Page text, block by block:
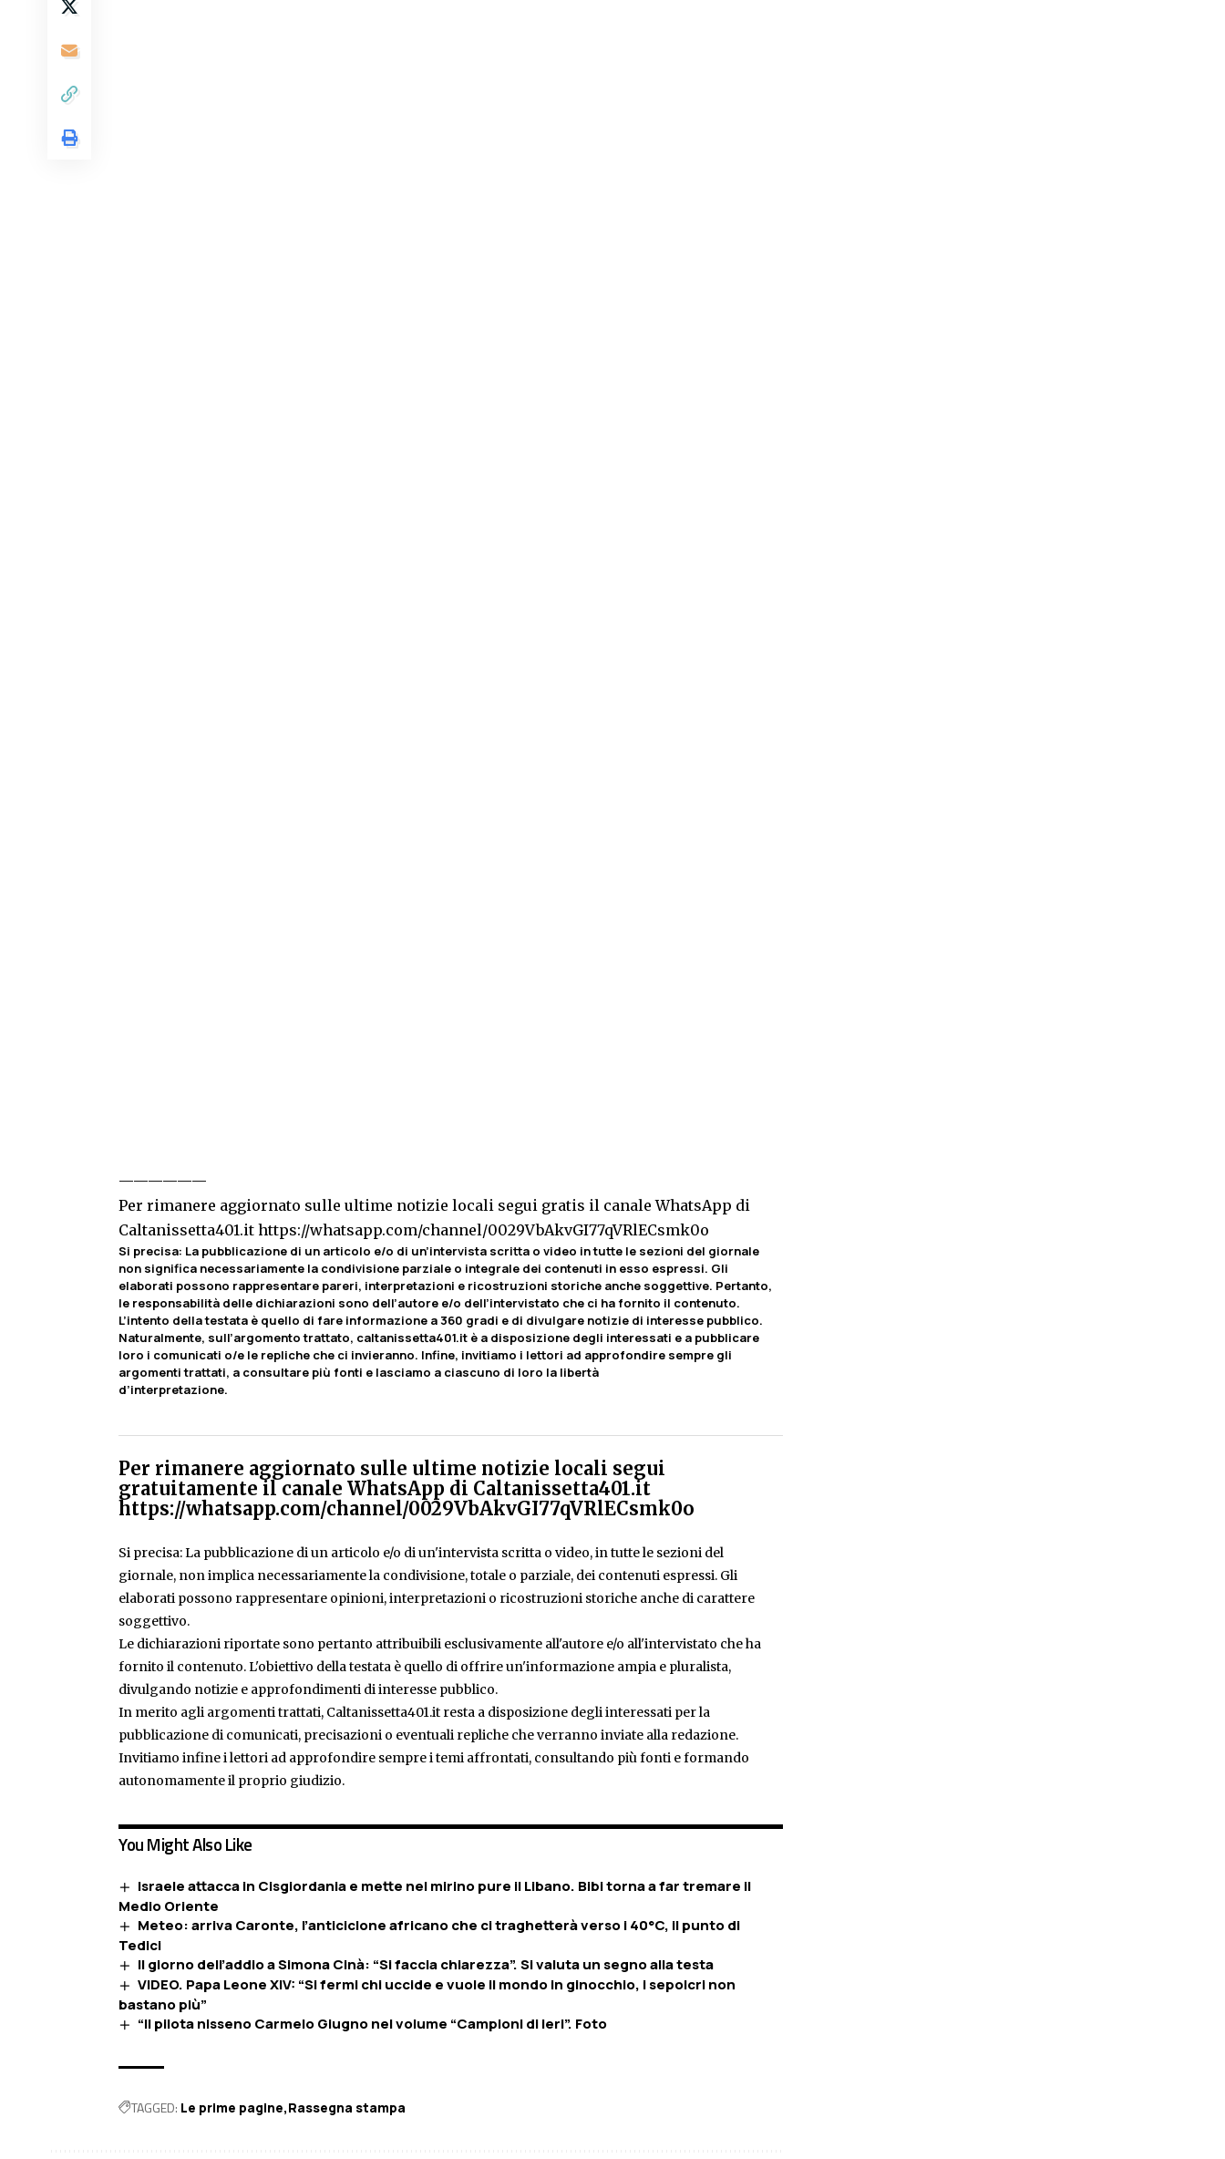
——————
Per rimanere aggiornato sulle ultime notizie locali segui gratis il canale WhatsApp di
Caltanissetta401.it https://whatsapp.com/channel/0029VbAkvGI77qVRlECsmk0o
Si precisa: La pubblicazione di un articolo e/o di un’intervista scritta o video in tutte le sezioni del giornale
non significa necessariamente la condivisione parziale o integrale dei contenuti in esso espressi. Gli
elaborati possono rappresentare pareri, interpretazioni e ricostruzioni storiche anche soggettive. Pertanto,
le responsabilità delle dichiarazioni sono dell’autore e/o dell’intervistato che ci ha fornito il contenuto.
L’intento della testata è quello di fare informazione a 360 gradi e di divulgare notizie di interesse pubblico.
Naturalmente, sull’argomento trattato, caltanissetta401.it è a disposizione degli interessati e a pubblicare
loro i comunicati o/e le repliche che ci invieranno. Infine, invitiamo i lettori ad approfondire sempre gli
argomenti trattati, a consultare più fonti e lasciamo a ciascuno di loro la libertà
d’interpretazione.
Per rimanere aggiornato sulle ultime notizie locali segui
gratuitamente il canale WhatsApp di Caltanissetta401.it
https://whatsapp.com/channel/0029VbAkvGI77qVRlECsmk0o
Si precisa: La pubblicazione di un articolo e/o di un'intervista scritta o video, in tutte le sezioni del
giornale, non implica necessariamente la condivisione, totale o parziale, dei contenuti espressi. Gli
elaborati possono rappresentare opinioni, interpretazioni o ricostruzioni storiche anche di carattere
soggettivo.
Le dichiarazioni riportate sono pertanto attribuibili esclusivamente all'autore e/o all'intervistato che ha
fornito il contenuto. L'obiettivo della testata è quello di offrire un'informazione ampia e pluralista,
divulgando notizie e approfondimenti di interesse pubblico.
In merito agli argomenti trattati, Caltanissetta401.it resta a disposizione degli interessati per la
pubblicazione di comunicati, precisazioni o eventuali repliche che verranno inviate alla redazione.
Invitiamo infine i lettori ad approfondire sempre i temi affrontati, consultando più fonti e formando
autonomamente il proprio giudizio.
You Might Also Like
Israele attacca in Cisgiordania e mette nel mirino pure il Libano. Bibi torna a far tremare il
Medio Oriente
Meteo: arriva Caronte, l’anticiclone africano che ci traghetterà verso i 40°C, il punto di
Tedici
Il giorno dell’addio a Simona Cinà: “Si faccia chiarezza”. Si valuta un segno alla testa
VIDEO. Papa Leone XIV: “Si fermi chi uccide e vuole il mondo in ginocchio, i sepolcri non
bastano più”
“Il pilota nisseno Carmelo Giugno nel volume “Campioni di ieri”. Foto
TAGGED: Le prime pagine Rassegna stampa